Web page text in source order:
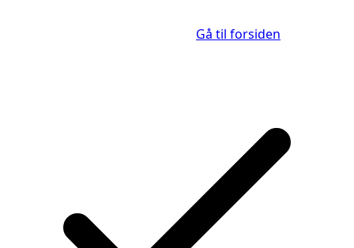
Gå til forsiden